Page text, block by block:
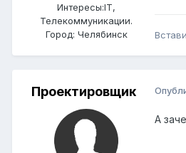
Интересы:IT,
Телекоммуникации.
Город: Челябинск
Проектировщик
А